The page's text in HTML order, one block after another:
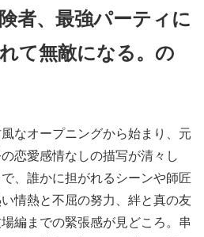
者、最強パーティに
て無敵になる。の
なオープニングから始まり、元
恋愛感情なしの描写が清々し
、誰かに担がれるシーンや師匠
情熱と不屈の努力、絆と真の友
編までの緊張感が見どころ。串